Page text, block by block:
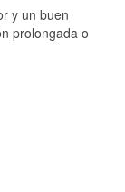
y un buen
prolongada o